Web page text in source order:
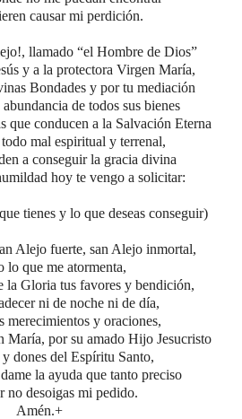
causar mi perdición.
llamado “el Hombre de Dios”
y a la protectora Virgen María,
Bondades y por tu mediación
de todos sus bienes
que conducen a la Salvación Eterna
mal espiritual y terrenal,
a conseguirla gracia divina
hoy te vengo a solicitar:
tienes y lo que deseas conseguir)
Alejo fuerte, san Alejo inmortal,
lo que me atormenta,
la Gloria tus favores y bendición,
ni de noche ni de día,
merecimientos y oraciones,
María, por su amado Hijo Jesucristo
dones del Espíritu Santo,
la ayuda que tanto preciso
no desoigas mi pedido.
Amén.+